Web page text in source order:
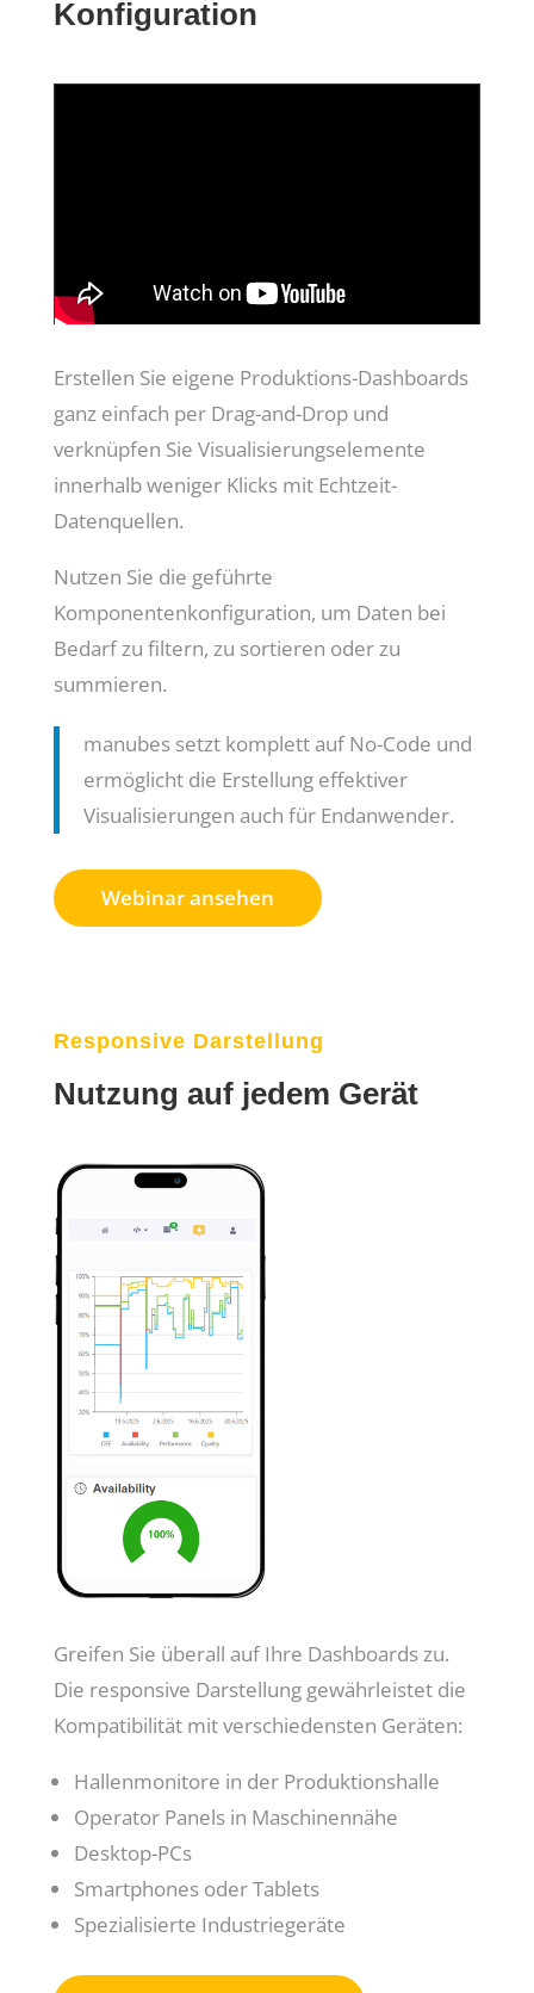
Konfiguration
Erstellen Sie eigene Produktions-Dashboards
ganz einfach per Drag-and-Drop und
verknüpfen Sie Visualisierungselemente
innerhalb weniger Klicks mit Echtzeit-
Datenquellen.
Nutzen Sie die geführte
Komponentenkonfiguration, um Daten bei
Bedarf zu filtern, zu sortieren oder zu
summieren.
manubes setzt komplett auf No-Code und
ermöglicht die Erstellung effektiver
Visualisierungen auch für Endanwender.
Webinar ansehen
Responsive Darstellung
Nutzung auf jedem Gerät
Greifen Sie überall auf Ihre Dashboards zu.
Die responsive Darstellung gewährleistet die
Kompatibilität mit verschiedensten Geräten:
Hallenmonitore in der Produktionshalle
Operator Panels in Maschinennähe
Desktop-PCs
Smartphones oder Tablets
Spezialisierte Industriegeräte